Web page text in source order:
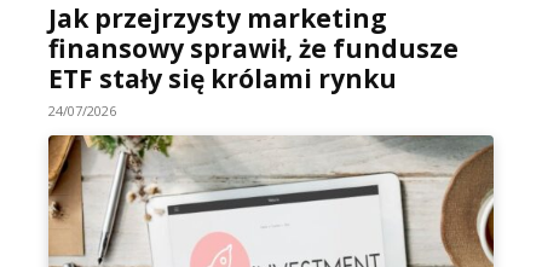
Jak przejrzysty marketing
finansowy sprawił, że fundusze
ETF stały się królami rynku
24/07/2026